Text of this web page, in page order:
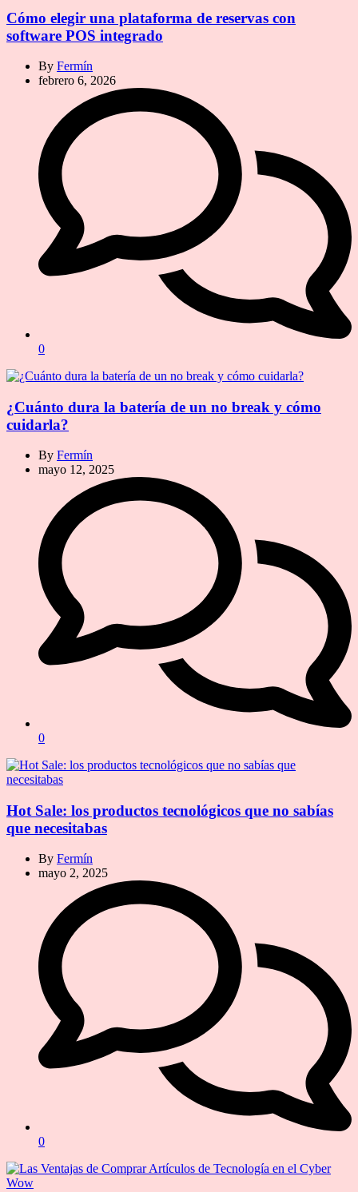
Cómo elegir una plataforma de reservas con
software POS integrado
By Fermín
febrero 6, 2026
0
¿Cuánto dura la batería de un no break y cómo
cuidarla?
By Fermín
mayo 12, 2025
0
Hot Sale: los productos tecnológicos que no sabías
que necesitabas
By Fermín
mayo 2, 2025
0